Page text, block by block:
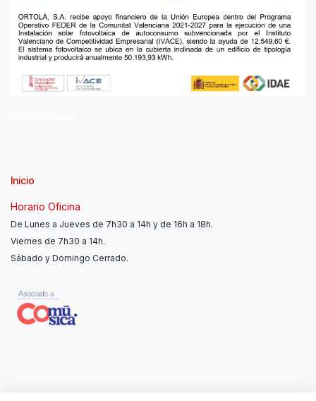
Inicio
Horario Oficina
De Lunes a Jueves de 7h30 a 14h y de 16h a 18h.
Viernes de 7h30 a 14h.
Sábado y Domingo Cerrado.